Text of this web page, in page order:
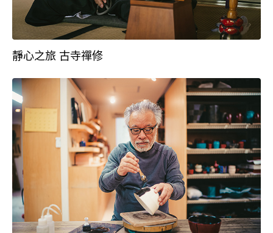
靜心之旅 古寺禪修